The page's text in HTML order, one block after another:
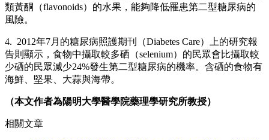
類黃酮（flavonoids）的水果，能夠降低罹患第二型糖尿病的
風險。
4. 2012年7月的糖尿病照護期刊（Diabetes Care）上的研究報
告則顯示，食物中攝取較多硒（selenium）的民眾會比攝取較
少硒的民眾減少24%發生第二型糖尿病的機率。含硒的食物有
海鮮、堅果、大蒜與海帶。
（本文作者為陽明大學醫學院藥理學研究所教授）
相關文章